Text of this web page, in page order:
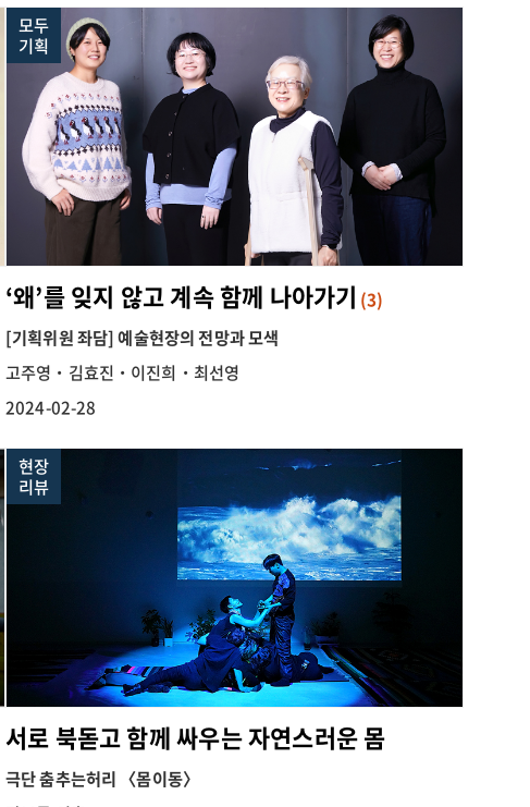
모두
기획
‘왜’를 잊지 않고 계속 함께 나아가기 (3)
[기획위원 좌담] 예술현장의 전망과 모색
고주영‧김효진‧이진희‧최선영
2024-02-28
현장
리뷰
서로 북돋고 함께 싸우는 자연스러운 몸
극단 춤추는허리 〈몸이동〉